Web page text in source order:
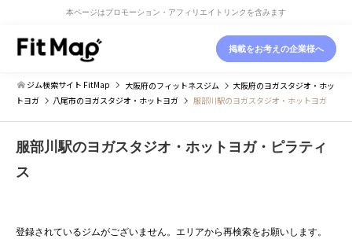
本ページはプロモーション・アフィリエイトリンクを含みます
掲載をお考えの企業様へ
ジム検索サイト FitMap 大阪府のフィットネスジム 大阪府のヨガスタジオ・ホッ
トヨガ
八尾市のヨガスタジオ・ホットヨガ 服部川駅のヨガスタジオ・ホットヨガ
服部川駅のヨガスタジオ・ホットヨガ・ピラティ
ス
登録されているジムがございません。エリアから再検索をお願いします。